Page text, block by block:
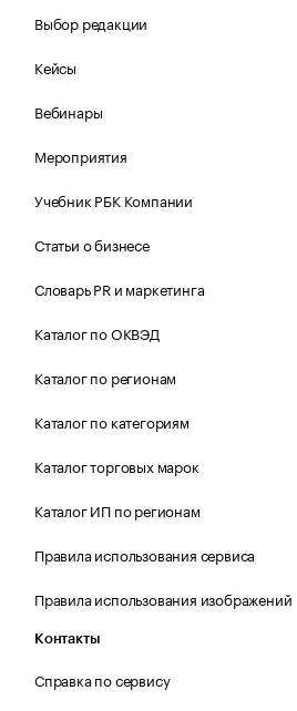
Выбор редакции
Кейсы
Вебинары
Мероприятия
Учебник РБК Компании
Статьи о бизнесе
Словарь PR и маркетинга
Каталог по ОКВЭД
Каталог по регионам
Каталог по категориям
Каталог торговых марок
Каталог ИП по регионам
Правила использования сервиса
Правила использования изображений
Контакты
Справка по сервису